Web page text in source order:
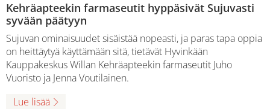
Kehräapteekin farmaseutit hyppäsivät Sujuvasti
syvään päätyyn
Sujuvan ominaisuudet sisäistää nopeasti, ja paras tapa oppia
on heittäytyä käyttämään sitä, tietävät Hyvinkään
Kauppakeskus Willan Kehräapteekin farmaseutit Juho
Vuoristo ja Jenna Voutilainen.
Lue lisää